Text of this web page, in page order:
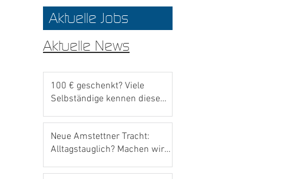
Aktuelle Jobs
Aktuelle News
100 € geschenkt? Viele
Selbständige kennen diese
Neue Amstettner Tracht:
Alltagstauglich? Machen wir